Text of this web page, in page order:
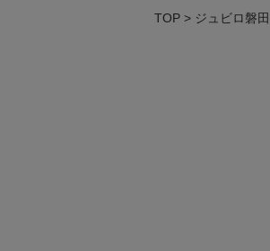
TOP ジュビロ磐田